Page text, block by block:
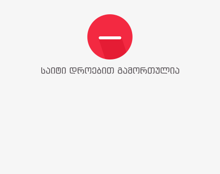
საიტი დროებით გამორთულია